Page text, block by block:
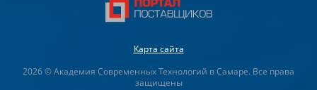
Карта сайта
2026 © Академия Современных Технологий в Самаре. Все права
защищены